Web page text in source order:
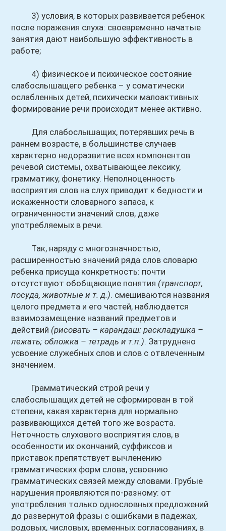
3) условия, в которых развивается ребенок
после поражения слуха: своевременно начатые
занятия дают наибольшую эффективность в
работе;
4) физическое и психическое состояние
слабослышащего ребенка – у соматически
ослабленных детей, психически малоактивных
формирование речи происходит менее активно.
Для слабослышащих, потерявших речь в
раннем возрасте, в большинстве случаев
характерно недоразвитие всех компонентов
речевой системы, охватывающее лексику,
грамматику, фонетику. Неполноценность
восприятия слов на слух приводит к бедности и
искаженности словарного запаса, к
ограниченности значений слов, даже
употребляемых в речи.
Так, наряду с многозначностью,
расширенностью значений ряда слов словарю
ребенка присуща конкретность: почти
отсутствуют обобщающие понятия (транспорт,
посуда, животные и т. д.). смешиваются названия
целого предмета и его частей, наблюдается
взаимозамещение названий предметов и
действий (рисовать – карандаш: раскладушка –
лежать; обложка – тетрадь и т.п.). Затруднено
усвоение служебных слов и слов с отвлеченным
значением.
Грамматический строй речи у
слабослышащих детей не сформирован в той
степени, какая характерна для нормально
развивающихся детей того же возраста.
Неточность слухового восприятия слов, в
особенности их окончаний, суффиксов и
приставок препятствует вычленению
грамматических форм слова, усвоению
грамматических связей между словами. Грубые
нарушения проявляются по-разному: от
употребления только однословных предложений
до развернутой фразы с ошибками в падежах,
родовых, числовых, временных согласованиях, в